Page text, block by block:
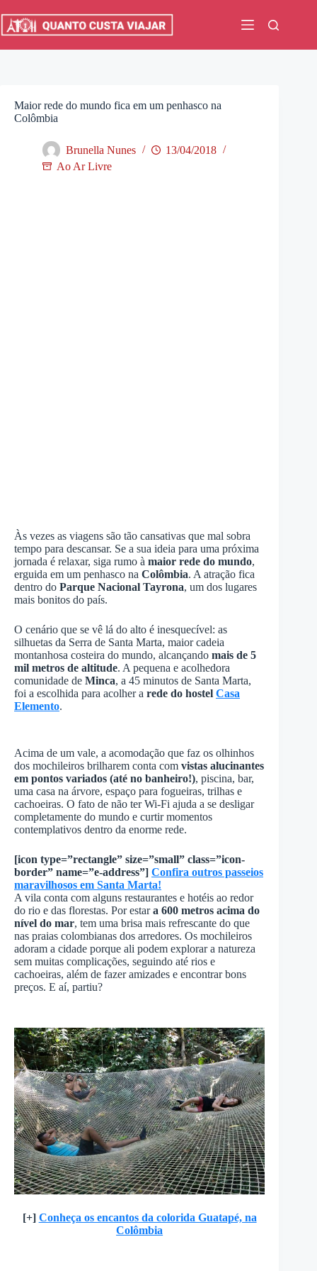
para
Maior rede do mundo fica em um penhasco na
Colômbia
Brunella Nunes
13/04/2018
Ao Ar Livre
Às vezes as viagens são tão cansativas que mal sobra
tempo para descansar. Se a sua ideia para uma próxima
jornada é relaxar, siga rumo à maior rede do mundo,
erguida em um penhasco na Colômbia. A atração fica
dentro do Parque Nacional Tayrona, um dos lugares
mais bonitos do país.
O cenário que se vê lá do alto é inesquecível: as
silhuetas da Serra de Santa Marta, maior cadeia
montanhosa costeira do mundo, alcançando mais de 5
mil metros de altitude. A pequena e acolhedora
comunidade de Minca, a 45 minutos de Santa Marta,
foi a escolhida para acolher a rede do hostel Casa
Elemento.
Acima de um vale, a acomodação que faz os olhinhos
dos mochileiros brilharem conta com vistas alucinantes
em pontos variados (até no banheiro!), piscina, bar,
uma casa na árvore, espaço para fogueiras, trilhas e
cachoeiras. O fato de não ter Wi-Fi ajuda a se desligar
completamente do mundo e curtir momentos
contemplativos dentro da enorme rede.
[icon type=”rectangle” size=”small” class=”icon-
border” name=”e-address”] Confira outros passeios
maravilhosos em Santa Marta!
A vila conta com alguns restaurantes e hotéis ao redor
do rio e das florestas. Por estara 600 metros acima do
nível do mar, tem uma brisa mais refrescante do que
nas praias colombianas dos arredores. Os mochileiros
adoram a cidade porque ali podem explorar a natureza
sem muitas complicações, seguindo até rios e
cachoeiras, além de fazer amizades e encontrar bons
preços. E aí, partiu?
[+] Conheça os encantos da colorida Guatapé, na
Colômbia